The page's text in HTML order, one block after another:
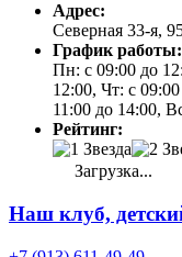
Адрес:
Северная 33-я,
График работы:
Пн: с 09:00 до
12:00, Чт: с
11:00 до 14:00,
Рейтинг:
Загрузка...
Наш клуб,